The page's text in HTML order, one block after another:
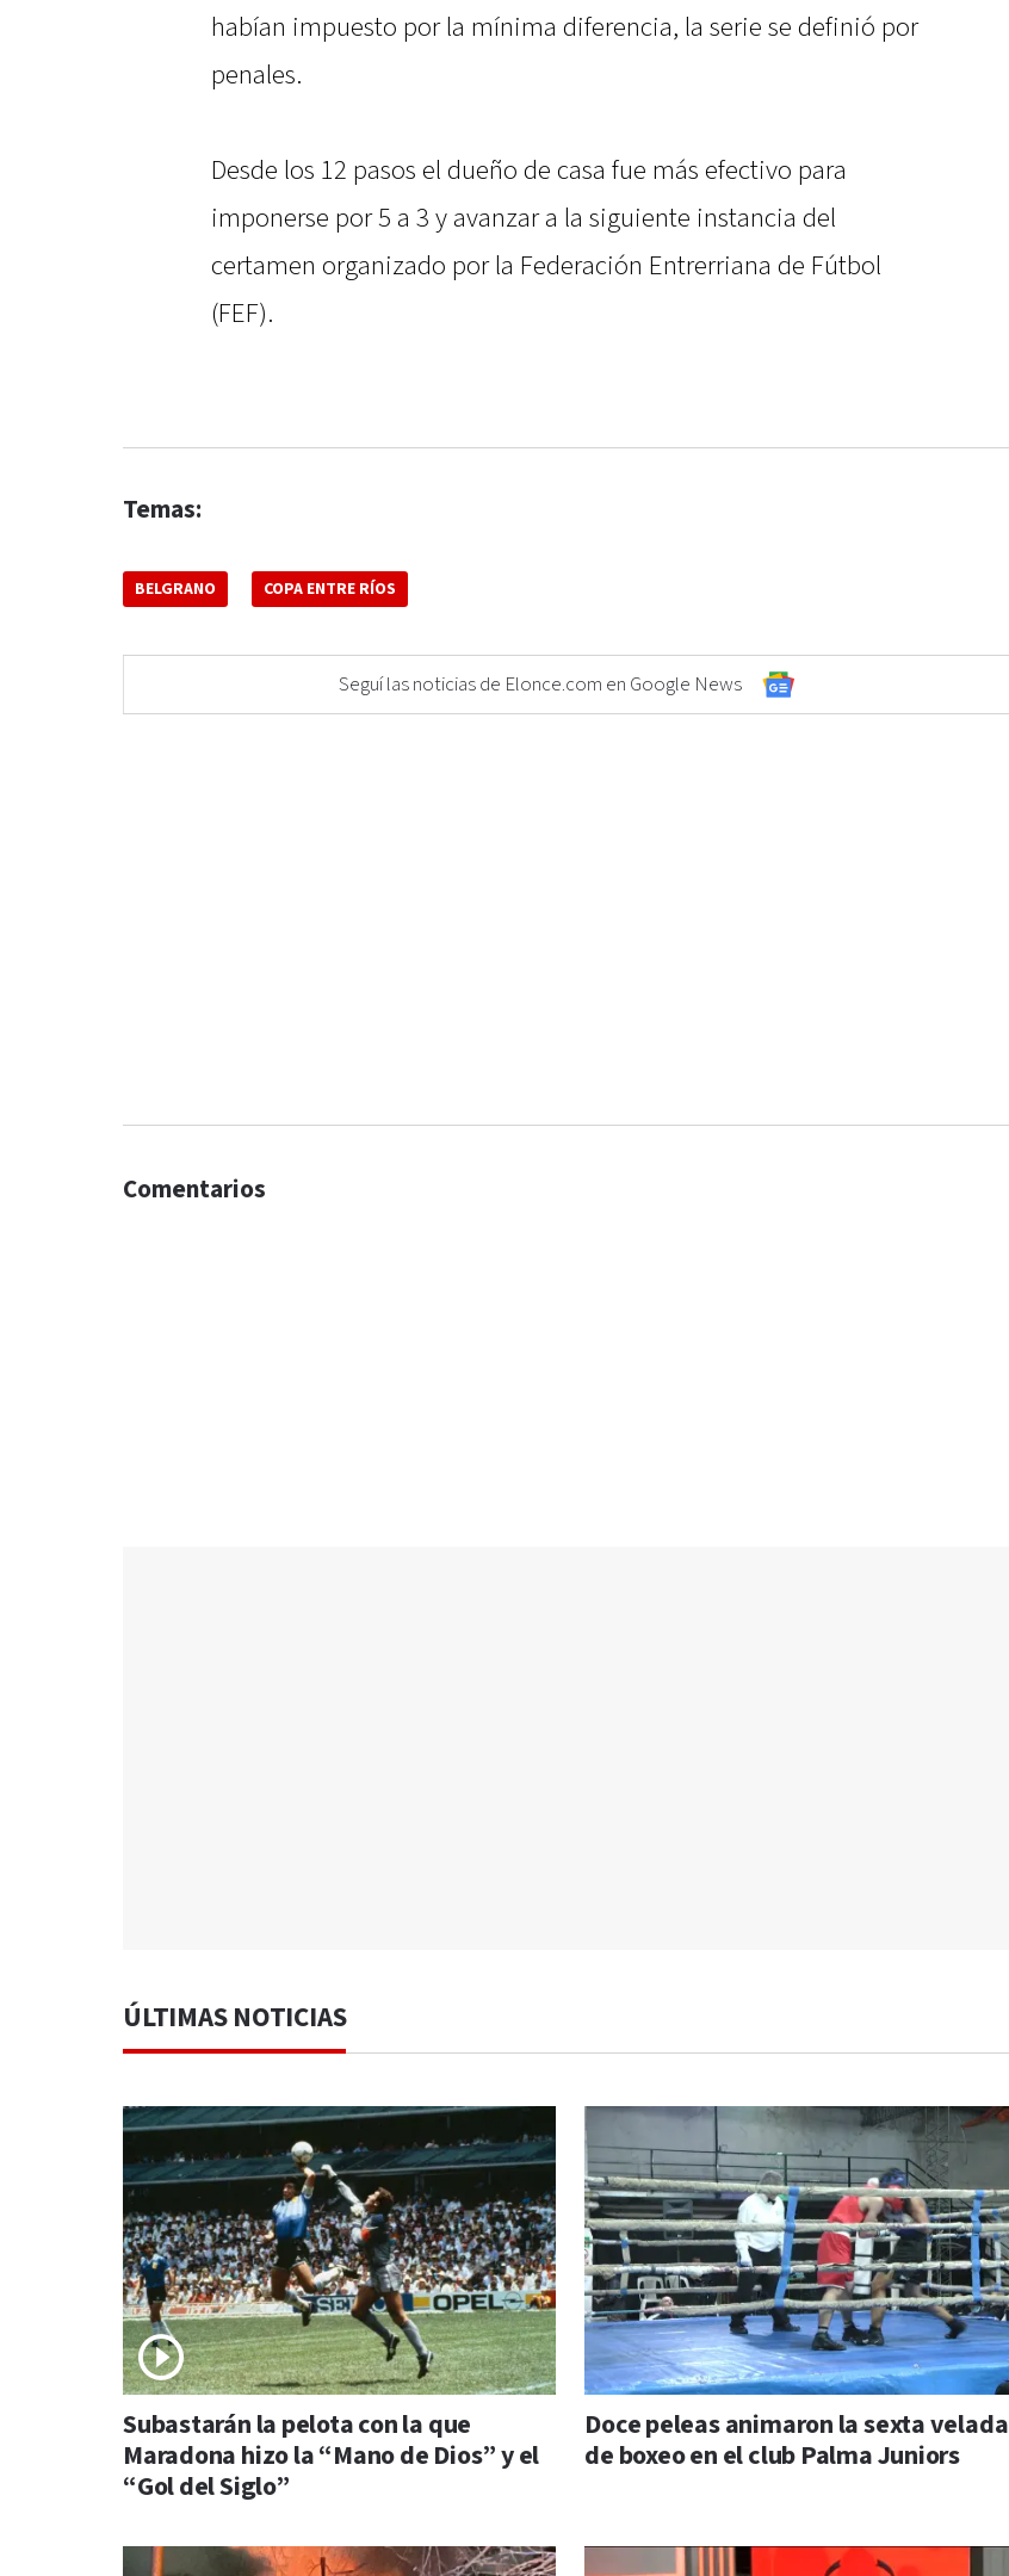
habían impuesto por la mínima diferencia, la serie se definió por
penales.
Desde los 12 pasos el dueño de casa fue más efectivo para
imponerse por 5 a 3 y avanzar a la siguiente instancia del
certamen organizado por la Federación Entrerriana de Fútbol
(FEF).
Temas:
BELGRANO COPA ENTRE RÍOS
Seguí las noticias de Elonce.com en Google News
Comentarios
ÚLTIMAS NOTICIAS
Subastarán la pelota con la que
Maradona hizo la “Mano de Dios” y el
“Gol del Siglo”
Doce peleas animaron la sexta velada
de boxeo en el club Palma Juniors